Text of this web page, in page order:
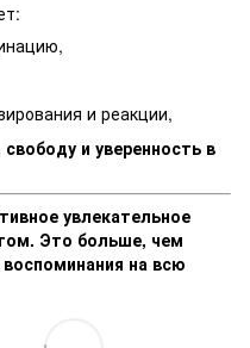
и реакции,
и уверенность в
увлекательное
Это больше, чем
на всю